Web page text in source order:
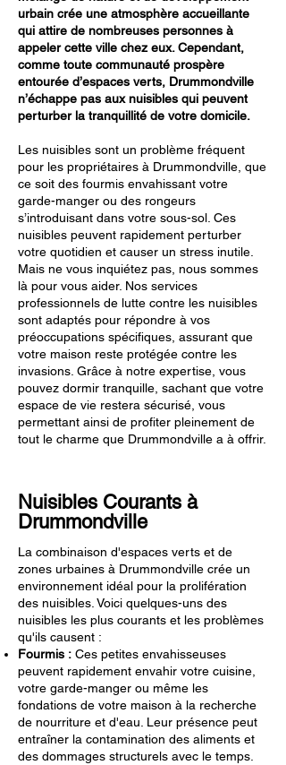
urbain crée une atmosphère accueillante
qui attire de nombreuses personnes à
appeler cette ville chez eux. Cependant,
comme toute communauté prospère
entourée d’espaces verts, Drummondville
n’échappe pas aux nuisibles qui peuvent
perturber la tranquillité de votre domicile.
Les nuisibles sont un problème fréquent
pour les propriétaires à Drummondville, que
ce soit des fourmis envahissant votre
garde-manger ou des rongeurs
s’introduisant dans votre sous-sol. Ces
nuisibles peuvent rapidement perturber
votre quotidien et causer un stress inutile.
Mais ne vous inquiétez pas, nous sommes
là pour vous aider. Nos services
professionnels de lutte contre les nuisibles
sont adaptés pour répondre à vos
préoccupations spécifiques, assurant que
votre maison reste protégée contre les
invasions. Grâce à notre expertise, vous
pouvez dormir tranquille, sachant que votre
espace de vie restera sécurisé, vous
permettant ainsi de profiter pleinement de
tout le charme que Drummondville a à offrir.
Nuisibles Courants à
Drummondville
La combinaison d'espaces verts et de
zones urbaines à Drummondville crée un
environnement idéal pour la prolifération
des nuisibles. Voici quelques-uns des
nuisibles les plus courants et les problèmes
qu'ils causent :
Fourmis : Ces petites envahisseuses
peuvent rapidement envahir votre cuisine,
votre garde-manger ou même les
fondations de votre maison à la recherche
de nourriture et d'eau. Leur présence peut
entraîner la contamination des aliments et
des dommages structurels avec le temps.